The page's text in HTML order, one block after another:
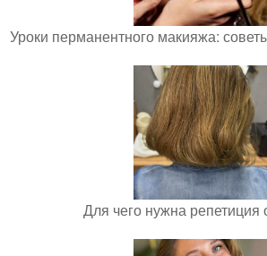
Уроки перманентного макияжа:
Для чего нужна репетиция